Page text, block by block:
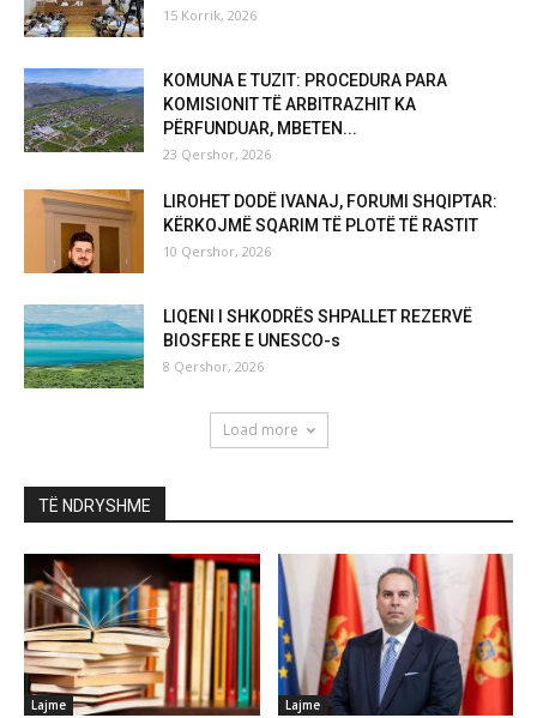
15 Korrik, 2026
KOMUNA E TUZIT: PROCEDURA PARA
KOMISIONIT TË ARBITRAZHIT KA
PËRFUNDUAR, MBETEN...
23 Qershor, 2026
LIROHET DODË IVANAJ, FORUMI SHQIPTAR:
KËRKOJMË SQARIM TË PLOTË TË RASTIT
10 Qershor, 2026
LIQENI I SHKODRËS SHPALLET REZERVË
BIOSFERE E UNESCO-s
8 Qershor, 2026
Load more
TË NDRYSHME
Lajme Lajme